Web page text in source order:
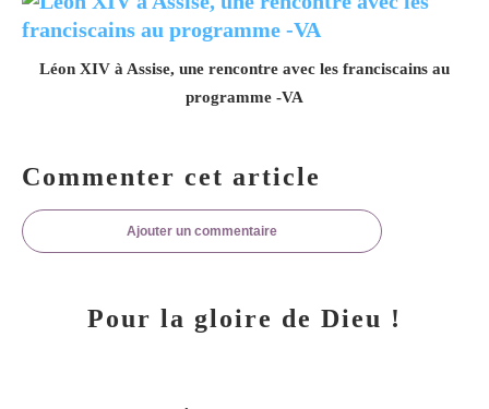
Léon XIV à Assise, une rencontre avec les franciscains au
programme -VA
Commenter cet article
Ajouter un commentaire
Pour la gloire de Dieu !